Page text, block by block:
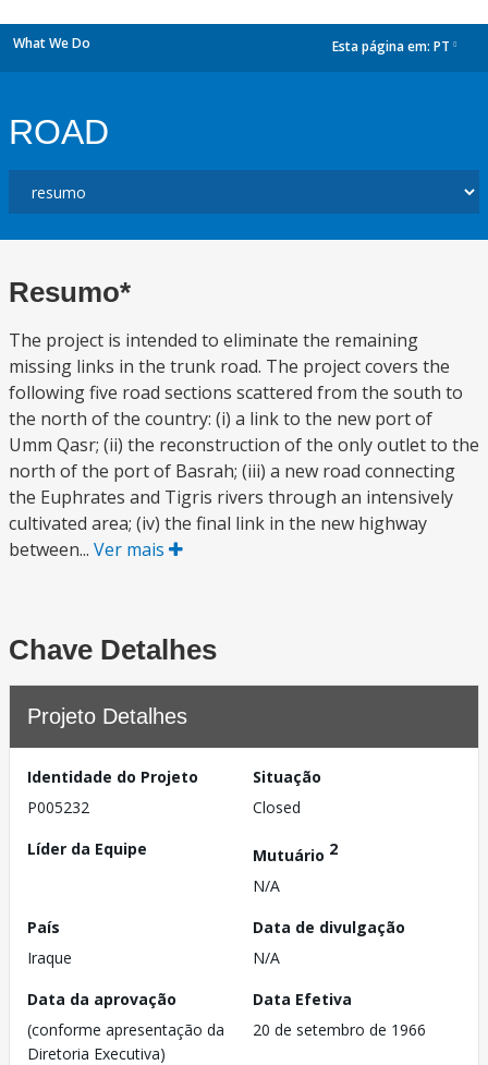
What We Do Esta página em: PT
ROAD
Resumo*
The project is intended to eliminate the remaining
missing links in the trunk road. The project covers the
following five road sections scattered from the south to
the north of the country: (i) a link to the new port of
Umm Qasr; (ii) the reconstruction of the only outlet to the
north of the port of Basrah; (iii) a new road connecting
the Euphrates and Tigris rivers through an intensively
cultivated area; (iv) the final link in the new highway
between... Ver mais
Chave Detalhes
Projeto Detalhes
Identidade do Projeto
P005232
Situação
Closed
Líder da Equipe
Mutuário 2
N/A
País
Iraque
Data de divulgação
N/A
Data da aprovação
(conforme apresentação da
Diretoria Executiva)
Data Efetiva
20 de setembro de 1966